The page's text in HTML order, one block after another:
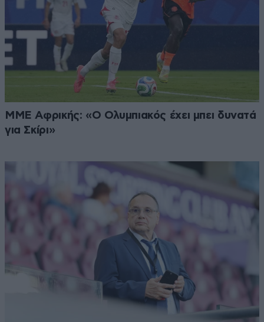
ΜΜΕ Αφρικής: «Ο Ολυμπιακός έχει μπει δυνατά
για Σκίρι»